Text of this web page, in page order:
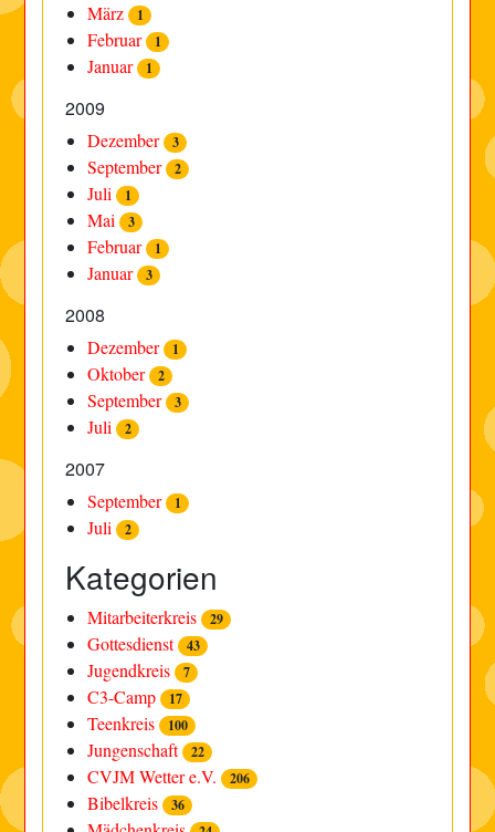
März 1
Februar 1
Januar 1
2009
Dezember 3
September 2
Juli 1
Mai 3
Februar 1
Januar 3
2008
Dezember 1
Oktober 2
September 3
Juli 2
2007
September 1
Juli 2
Kategorien
Mitarbeiterkreis 29
Gottesdienst 43
Jugendkreis 7
C3-Camp 17
Teenkreis 100
Jungenschaft 22
CVJM Wetter e.V. 206
Bibelkreis 36